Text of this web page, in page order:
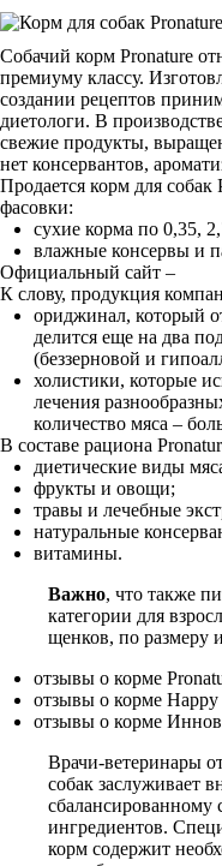
Собачий корм Pronature
премиуму классу.
создании рецептов
диетологи. В
свежие продукты,
нет консервантов,
Продается корм для собак
фасовки:
сухие корма по 0,35,
влажные консервы и
Официальный сайт –
К слову, продукция
ориджинал, который
делится еще на два
(беззерновой и
холистики, которые
лечения
количество мяса –
В составе рациона
диетические виды
фрукты и овощи;
травы и лечебные
натуральные
витамины.
Важно, что также
категории для
щенков, по размеру
отзывы о корме
отзывы о корме Happy
отзывы о корме
Врачи-ветеринары
собак заслуживает
сбалансированному
ингредиентов.
корм содержит